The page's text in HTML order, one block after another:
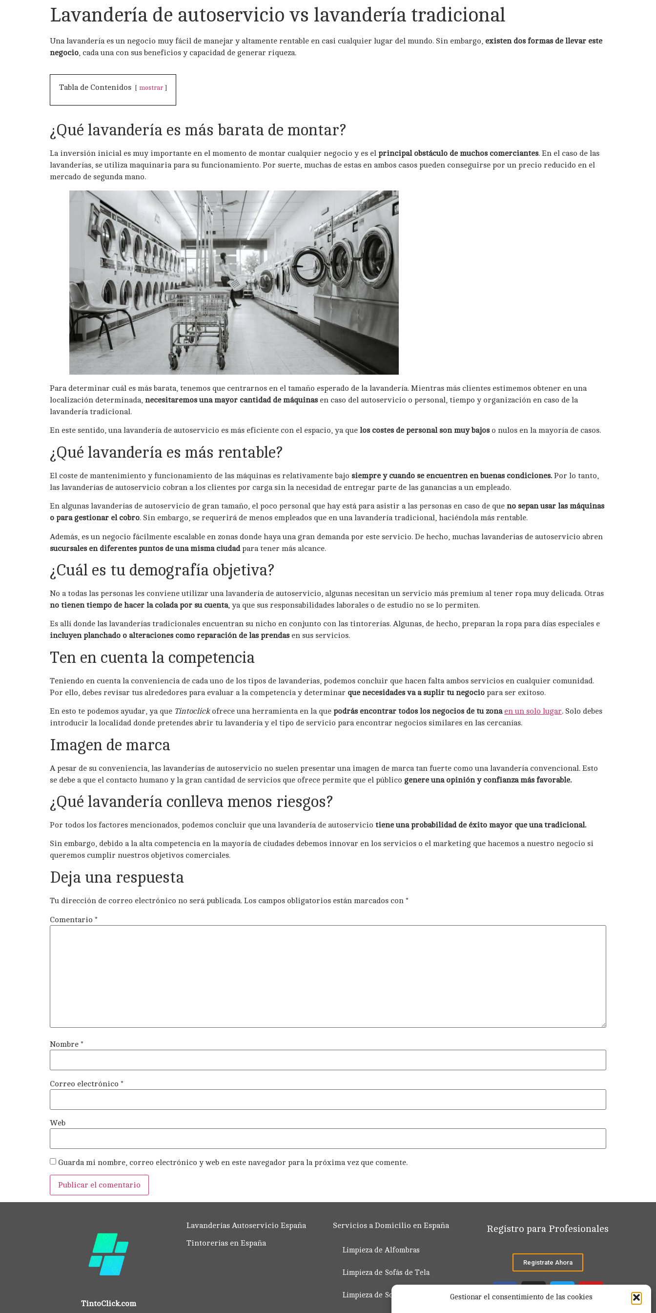
Gestionar el consentimiento de las cookies
Lavandería de autoservicio vs lavandería tradicional
Una lavandería es un negocio muy fácil de manejar y altamente rentable en casi cualquier lugar del mundo. Sin embargo, existen dos formas de llevar este
negocio, cada una con sus beneficios y capacidad de generar riqueza.
Tabla de Contenidos mostrar
¿Qué lavandería es más barata de montar?
La inversión inicial es muy importante en el momento de montar cualquier negocio y es el principal obstáculo de muchos comerciantes. En el caso de las
lavanderías, se utiliza maquinaria para su funcionamiento. Por suerte, muchas de estas en ambos casos pueden conseguirse por un precio reducido en el
mercado de segunda mano.
Para determinar cuál es más barata, tenemos que centrarnos en el tamaño esperado de la lavandería. Mientras más clientes estimemos obtener en una
localización determinada, necesitaremos una mayor cantidad de máquinasen caso del autoservicio o personal, tiempo y organización en caso de la
lavandería tradicional.
En este sentido, una lavandería de autoservicio es más eficiente con el espacio, ya que los costes de personal son muy bajoso nulos en la mayoría de casos.
¿Qué lavandería es más rentable?
El coste de mantenimiento y funcionamiento de las máquinas es relativamente bajo siempre y cuando se encuentren en buenas condiciones. Por lo tanto,
las lavanderías de autoservicio cobran a los clientes por carga sin la necesidad de entregar parte de las ganancias a un empleado.
En algunas lavanderías de autoservicio de gran tamaño, el poco personal que hay está para asistir a las personas en caso de que no sepan usar las máquinas
o para gestionar el cobro. Sin embargo, se requerirá de menos empleados que en una lavandería tradicional, haciéndola más rentable.
Además, es un negocio fácilmente escalable en zonas donde haya una gran demanda por este servicio. De hecho, muchas lavanderías de autoservicio abren
sucursales en diferentes puntos de una misma ciudadpara tener más alcance.
¿Cuál es tu demografía objetiva?
No a todas las personas les conviene utilizar una lavandería de autoservicio, algunas necesitan un servicio más premium al tener ropa muy delicada. Otras
no tienen tiempo de hacer la colada por su cuenta, ya que sus responsabilidades laborales o de estudio no se lo permiten.
Es allí donde las lavanderías tradicionales encuentran su nicho en conjunto con las tintorerías. Algunas, de hecho, preparan la ropa para días especiales e
incluyen planchado o alteraciones como reparación de las prendasen sus servicios.
Ten en cuenta la competencia
Teniendo en cuenta la conveniencia de cada uno de los tipos de lavanderías, podemos concluir que hacen falta ambos servicios en cualquier comunidad.
Por ello, debes revisar tus alrededores para evaluar a la competencia y determinar que necesidades va a suplir tu negocio para ser exitoso.
En esto te podemos ayudar, ya que Tintoclickofrece una herramienta en la que podrás encontrar todos los negocios de tu zona en un solo lugar. Solo debes
introducir la localidad donde pretendes abrir tu lavandería y el tipo de servicio para encontrar negocios similares en las cercanías.
Imagen de marca
A pesar de su conveniencia, las lavanderías de autoservicio no suelen presentar una imagen de marca tan fuerte como una lavandería convencional. Esto
se debe a que el contacto humano y la gran cantidad de servicios que ofrece permite que el público genere una opinión y confianza más favorable.
¿Qué lavandería conlleva menos riesgos?
Por todos los factores mencionados, podemos concluir que una lavandería de autoservicio tiene una probabilidad de éxito mayor que una tradicional.
Sin embargo, debido a la alta competencia en la mayoría de ciudades debemos innovar en los servicios o el marketing que hacemos a nuestro negocio si
queremos cumplir nuestros objetivos comerciales.
Deja una respuesta
Tu dirección de correo electrónico no será publicada. Los campos obligatorios están marcados con *
Comentario *
Nombre *
Correo electrónico *
Web
Guarda mi nombre, correo electrónico y web en este navegador para la próxima vez que comente.
TintoClick.com
Lavanderías Autoservicio España
Tintorerías en España
Servicios a Domicilio en España
Limpieza de Alfombras
Limpieza de Sofás de Tela
Limpieza de Sofás de Piel
Regístro para Profesionales
Registrate Ahora